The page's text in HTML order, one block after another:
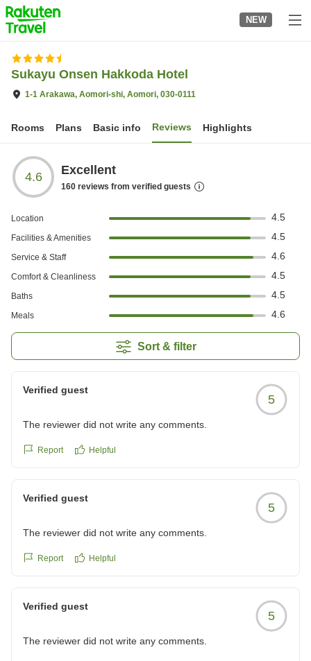
to
top
page
NEW
Sukayu Onsen Hakkoda Hotel
1-1 Arakawa, Aomori-shi, Aomori, 030-0111
Rooms Plans Basic info Reviews Highlights
4.6 Excellent
160 reviews from verified guests
Location 4.5
Facilities & Amenities 4.5
Service & Staff 4.6
Comfort & Cleanliness 4.5
Baths 4.5
Meals 4.6
Sort & filter
Verified guest
5
The reviewer did not write any comments.
Report Helpful
Verified guest
5
The reviewer did not write any comments.
Report Helpful
Verified guest
5
The reviewer did not write any comments.